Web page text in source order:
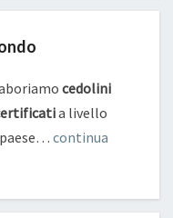
cedolini
a livello
continua